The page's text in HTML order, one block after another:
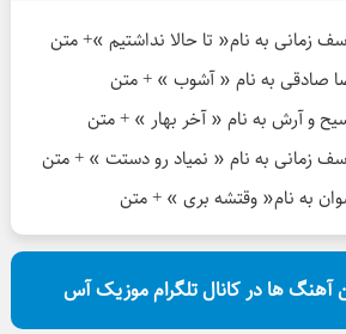
زمانی به نام« تا حالا نداشتیم »+ متن
صادقی به نام « آشوب » + متن
و آرش به نام « آخر بهار » + متن
زمانی به نام « نمیاد رو دستت » + متن
به نام« وقتشه بری » + متن
آهنگ ها در کانال تلگرام موزیک آس